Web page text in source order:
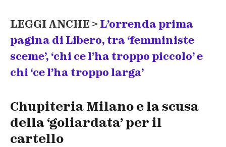
LEGGI ANCHE > L’orrenda prima
pagina di Libero, tra ‘femministe
sceme’, ‘chi ce l’ha troppo piccolo’ e
chi ‘ce l’ha troppo larga’
Chupiteria Milano e la scusa
della ‘goliardata’ per il
cartello